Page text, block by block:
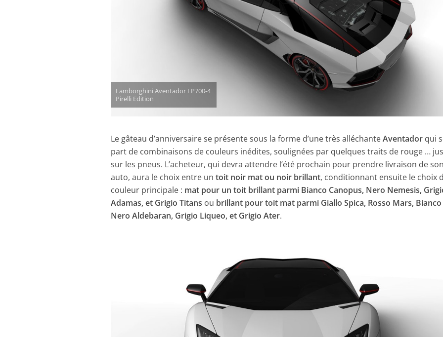
Lamborghini Aventador LP700-4
Pirelli Edition
Le gâteau d’anniversaire se présente sous la forme d’une très alléchanteAventador qui
part de combinaisons de couleurs inédites, soulignées par quelques traits de rouge …
sur les pneus. L’acheteur, qui devra attendre l’été prochain pour prendre livraison de
auto, aura le choix entre untoit noir mat ou noir brillant, conditionnant ensuite le choix
couleur principale : mat pour un toit brillant parmi Bianco Canopus, Nero Nemesis,
Adamas, et Grigio Titans ou brillant pour toit mat parmi Giallo Spica, Rosso Mars, Bianco
Nero Aldebaran, Grigio Liqueo, et Grigio Ater.